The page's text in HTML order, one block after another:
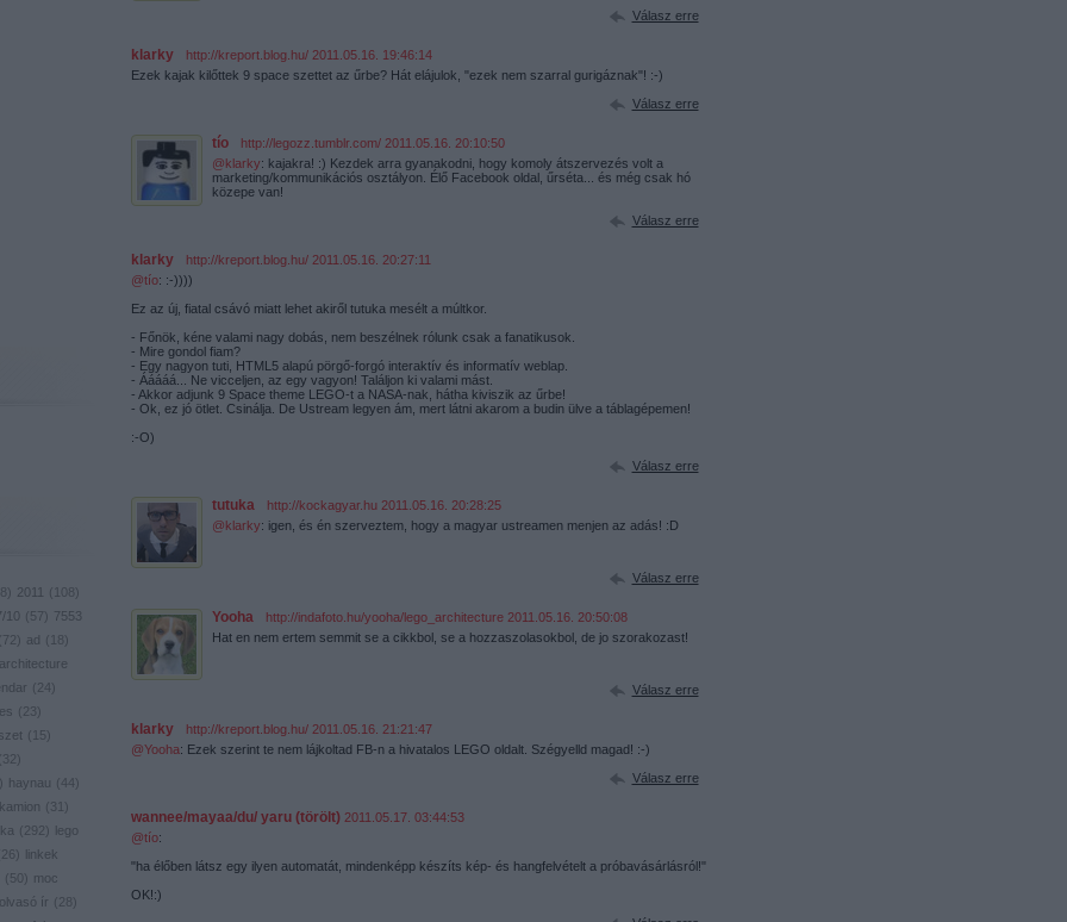
) 2011 ( 108 )
10 ( 57) 7553
72) ad ( 18 )
( 24)
( 23)
( 15)
32)
haynau ( 44)
( 31
)
( 292)
lego
26 )
linkek
( 50) moc
ír ( 28 )
Válasz erre
klarky http://kreport.blog.hu/ 2011.05.16. 19:46:14
Ezek kajak kilőttek 9 space szettet az űrbe? Hát elájulok, "ezek nem szarral gurigáznak"! :-)
Válasz erre
tío http://legozz.tumblr.com/ 2011.05.16. 20:10:50
@klarky: kajakra! :) Kezdek arra gyanakodni, hogy komoly átszervezés volt a
marketing/kommunikációs osztályon. Élő Facebook oldal, űrséta... és még csak hó
közepe van!
Válasz erre
klarky http://kreport.blog.hu/ 2011.05.16. 20:27:11
@tío: :-))))
Ez az új, fiatal csávó miatt lehet akiről tutuka mesélt a múltkor.
- Főnök, kéne valami nagy dobás, nem beszélnek rólunk csak a fanatikusok.
- Mire gondol fiam?
- Egy nagyon tuti, HTML5 alapú pörgő-forgó interaktív és informatív weblap.
- Ááááá... Ne vicceljen, az egy vagyon! Találjon ki valami mást.
- Akkor adjunk 9 Space theme LEGO-t a NASA-nak, hátha kiviszik az űrbe!
- Ok, ez jó ötlet. Csinálja. De Ustream legyen ám, mert látni akarom a budin ülve a táblagépemen!
:-O)
Válasz erre
tutuka http://kockagyar.hu 2011.05.16. 20:28:25
@klarky: igen, és én szerveztem, hogy a magyar ustreamen menjen az adás! :D
Válasz erre
Yooha http://indafoto.hu/yooha/lego_architecture 2011.05.16. 20:50:08
Hat en nem ertem semmit se a cikkbol, se a hozzaszolasokbol, de jo szorakozast!
Válasz erre
klarky http://kreport.blog.hu/ 2011.05.16. 21:21:47
@Yooha: Ezek szerint te nem lájkoltad FB-n a hivatalos LEGO oldalt. Szégyelld magad! :-)
Válasz erre
wannee/mayaa/du/ yaru (törölt) 2011.05.17. 03:44:53
@tío:
"ha élőben látsz egy ilyen automatát, mindenképp készíts kép- és hangfelvételt a próbavásárlásról!"
OK!:)